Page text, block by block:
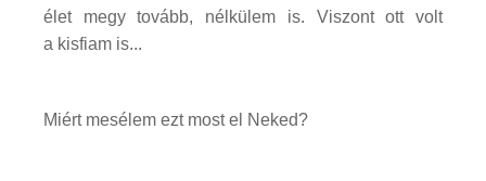
élet megy tovább, nélkülem is. Viszont ott volt
a kisfiam is...
Miért mesélem ezt most el Neked?